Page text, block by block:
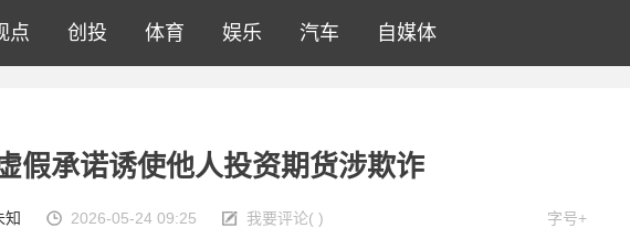
点 创投 体育 娱乐 汽车 自媒体
假承诺诱使他人投资期货涉欺诈
字号+
知 2026-05-24 09:25 我要评论( )